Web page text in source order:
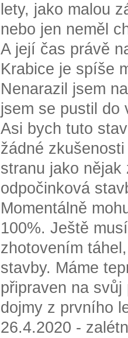
lety, jako malou
nebo jen neměl
A její čas právě
Krabice je spíše
Nenarazil jsem
jsem se pustil do
Asi bych tuto
žádné
stranu jako
odpočinková
Momentálně
100%. Ještě
zhotovením
stavby. Máme
připraven na
dojmy z prvního
26.4.2020 -